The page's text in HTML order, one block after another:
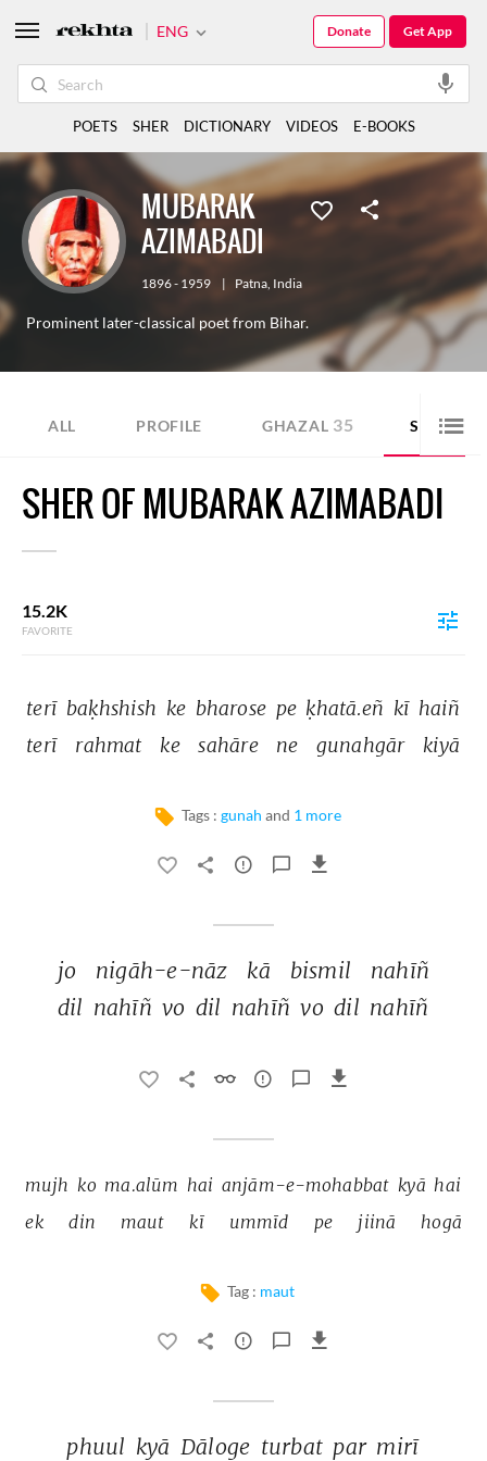
MUBARAK
AZIMABADI
1896 - 1959 | Patna, India
Prominent later-classical poet from Bihar.
ALL PROFILE GHAZAL 35 SHER 76
SHER OF MUBARAK AZIMABADI
15.2K
FAVORITE
terī baḳhshish ke bharose pe ḳhatā.eñ kī haiñ
terī
rahmat ke sahāre ne gunahgār kiyā
Tags : gunah and 1 more
jo nigāh-e-nāz kā bismil
nahīñ
dil nahīñ vo dil nahīñ vo dil nahīñ
mujh ko ma.alūm hai anjām-e-mohabbat kyā hai
ek
din maut kī ummīd pe jiinā hogā
Tag : maut
phuul kyā Dāloge turbat par mirī
ENG Get App
Donate
POETS SHER DICTIONARY VIDEOS E-BOOKS